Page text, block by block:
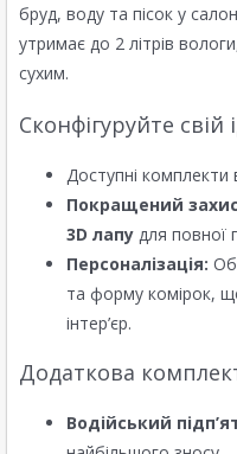
бруд, воду та пісок у
утримає до 2 літрів
сухим.
Сконфігуруйте
Доступні
Покращений
3D лапу для повної
Персоналізація:
та форму комірок,
інтер’єр.
Додаткова
Водійський